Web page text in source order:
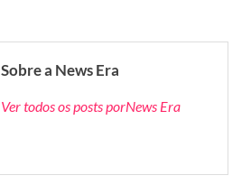
Sobre a News Era
Ver todos os posts porNews Era